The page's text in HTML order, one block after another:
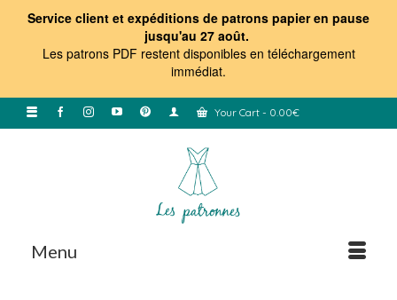
Service client et expéditions de patrons papier en pause
jusqu'au 27 août.
Les patrons PDF restent disponibles en téléchargement
immédiat.
Your Cart - 0.00€
Menu